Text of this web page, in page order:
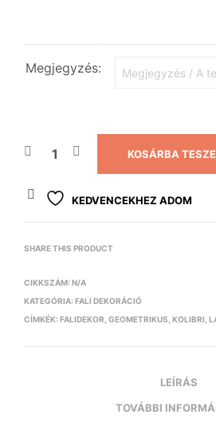
Megjegyzés:
KOSÁRBA
KEDVENCEKHEZ ADOM
SHARE THIS PRODUCT
CIKKSZÁM: N/A
KATEGÓRIA: FALI DEKORÁCIÓ
CÍMKÉK: FALIDEKOR GEOMETRIKUS KOLIBRI
LEÍRÁS
TOVÁBBI